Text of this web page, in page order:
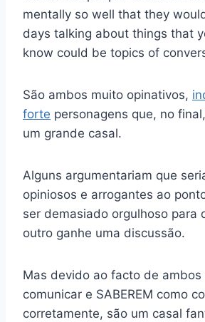
mentally so well that they
days talking about things that
know could be topics of
São ambos muito opinativos,
forte personagens que, no
um grande casal.
Alguns argumentariam que
opiniosos e arrogantes ao
ser demasiado orgulhoso para
outro ganhe uma discussão.
Mas devido ao facto de ambos
comunicar e SABEREM como
corretamente, são um casal